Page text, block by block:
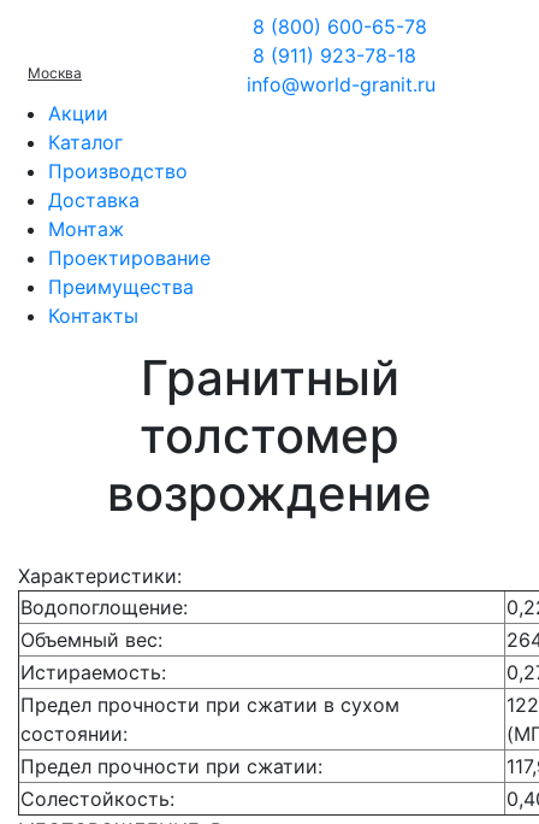
Москва
8 (800) 600-65-78
8 (911) 923-78-18
info@world-granit.ru
Акции
Каталог
Производство
Доставка
Монтаж
Проектирование
Преимущества
Контакты
Гранитный
толстомер
возрождение
Характеристики:
Водопоглощение:
Объемный вес:
Истираемость:
Предел прочности при сжатии в сухом
состоянии:
Предел прочности при сжатии:
Солестойкость: